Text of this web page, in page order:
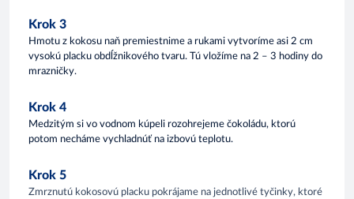
Krok 3
Hmotu z kokosu naň premiestnime a rukami vytvoríme asi 2 cm
vysokú placku obdĺžnikového tvaru.
Tú vložíme na 2 – 3 hodiny do
mrazničky.
Krok 4
Medzitým si vo vodnom kúpeli rozohrejeme čokoládu, ktorú
potom necháme vychladnúť na izbovú teplotu.
Krok 5
Zmrznutú kokosovú placku pokrájame na jednotlivé tyčinky, ktoré